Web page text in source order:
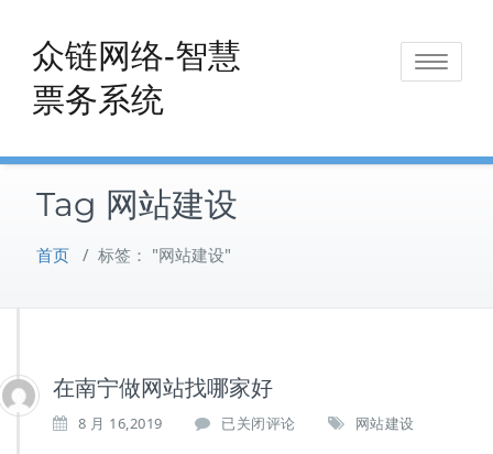
content
众链网络-智慧
票务系统
Toggle
Tag 网站建设
首页 / 标签： "网站建设"
在南宁做网站找哪家好
8 月 16,2019
在
已关闭评论 网站建设